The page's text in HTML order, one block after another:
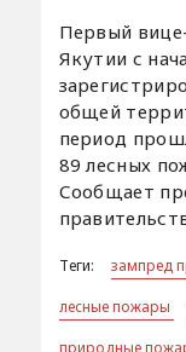
Первый
Якутии с
общей
период
89 лесных
Сообщает
Теги: зампред
лесные пожары
природные